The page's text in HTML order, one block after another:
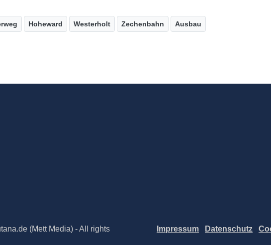
Hoheward Westerholt Zechenbahn Ausbau
(Mett Media) - All rights
Impressum Datenschutz